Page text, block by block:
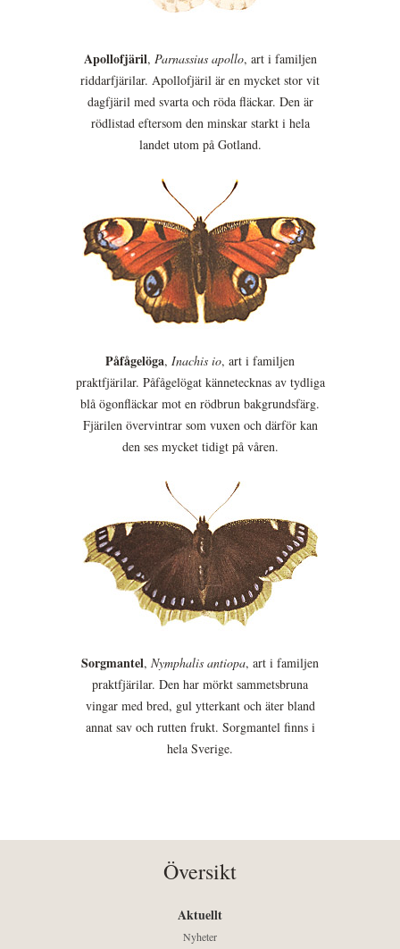
Apollofjäril, Parnassius apollo, art i familjen
riddarfjärilar. Apollofjäril är en mycket stor vit
dagfjäril med svarta och röda fläckar. Den är
rödlistad eftersom den minskar starkt i hela
landet utom på Gotland.
Påfågelöga, Inachis io, art i familjen
praktfjärilar. Påfågelögat kännetecknas av tydliga
blå ögonfläckar mot en rödbrun bakgrundsfärg.
Fjärilen övervintrar som vuxen och därför kan
den ses mycket tidigt på våren.
Sorgmantel, Nymphalis antiopa, art i familjen
praktfjärilar. Den har mörkt sammetsbruna
vingar med bred, gul ytterkant och äter bland
annat sav och rutten frukt. Sorgmantel finns i
hela Sverige.
Översikt
Aktuellt
Nyheter